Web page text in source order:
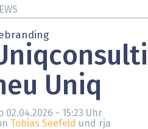
Studien
Meinungen
Hands-on
Best
Uniq
02.04.2026 - 15:23 Uhr
Tobias Seefeld und rja